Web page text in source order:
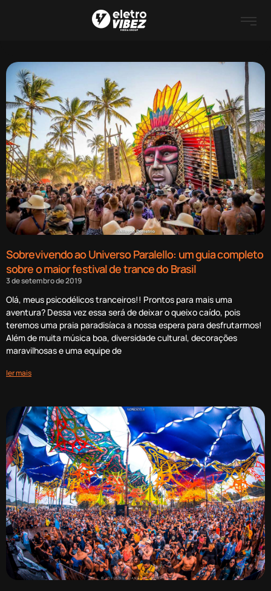
Sobrevivendo ao Universo Paralello: um guia completo
sobre o maior festival de trance do Brasil
3 de setembro de 2019
Olá, meus psicodélicos tranceiros!! Prontos para mais uma
aventura? Dessa vez essa será de deixar o queixo caído, pois
teremos uma praia paradisíaca a nossa espera para desfrutarmos!
Além de muita música boa, diversidade cultural, decorações
maravilhosas e uma equipe de
ler mais